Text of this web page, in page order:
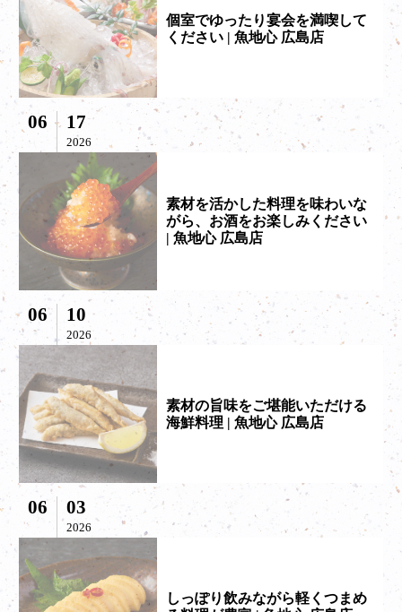
個室でゆったり宴会を満喫して
ください | 魚地心 広島店
06 17
2026
素材を活かした料理を味わいな
がら、お酒をお楽しみください
| 魚地心 広島店
06 10
2026
素材の旨味をご堪能いただける
海鮮料理 | 魚地心 広島店
06 03
2026
しっぽり飲みながら軽くつまめ